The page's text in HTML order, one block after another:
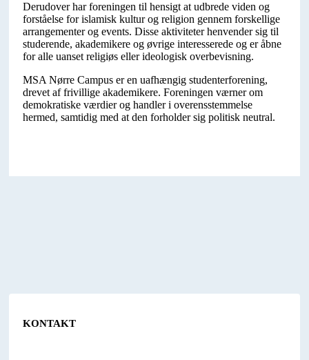
Derudover har foreningen til hensigt at udbrede viden og
forståelse for islamisk kultur og religion gennem forskellige
arrangementer og events. Disse aktiviteter henvender sig til
studerende, akademikere og øvrige interesserede og er åbne
for alle uanset religiøs eller ideologisk overbevisning.
MSA Nørre Campus er en uafhængig studenterforening,
drevet af frivillige akademikere. Foreningen værner om
demokratiske værdier og handler i overensstemmelse
hermed, samtidig med at den forholder sig politisk neutral.
KONTAKT